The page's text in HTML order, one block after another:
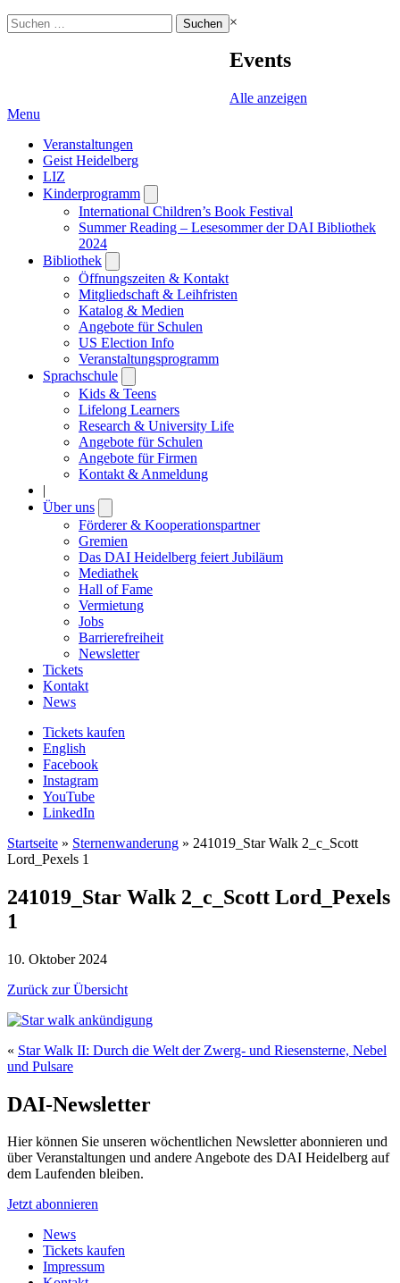
Suchen
nach:
×
Events
Alle anzeigen
Menu
Veranstaltungen
Geist Heidelberg
LIZ
Kinderprogramm
submenu
International Children’s Book Festival
Summer Reading – Lesesommer der DAI Bibliothek
2024
Bibliothek
submenu
Öffnungszeiten & Kontakt
Mitgliedschaft & Leihfristen
Katalog & Medien
Angebote für Schulen
US Election Info
Veranstaltungsprogramm
Sprachschule
submenu
Kids & Teens
Lifelong Learners
Research & University Life
Angebote für Schulen
Angebote für Firmen
Kontakt & Anmeldung
|
Über uns
submenu
Förderer & Kooperationspartner
Gremien
Das DAI Heidelberg feiert Jubiläum
Mediathek
Hall of Fame
Vermietung
Jobs
Barrierefreiheit
Newsletter
Tickets
Kontakt
News
Tickets kaufen
English
Facebook
Instagram
YouTube
LinkedIn
Startseite » Sternenwanderung » 241019_Star Walk 2_c_Scott
Lord_Pexels 1
241019_Star Walk 2_c_Scott Lord_Pexels
1
10. Oktober 2024
Zurück zur Übersicht
« Star Walk II: Durch die Welt der Zwerg- und Riesensterne, Nebel
und Pulsare
DAI-Newsletter
Hier können Sie unseren wöchentlichen Newsletter abonnieren und
über Veranstaltungen und andere Angebote des DAI Heidelberg auf
dem Laufenden bleiben.
Jetzt abonnieren
News
Tickets kaufen
Impressum